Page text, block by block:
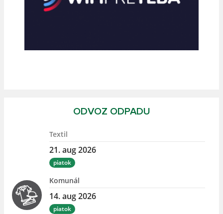
ODVOZ ODPADU
Textil
21. aug 2026
piatok
Komunál
14. aug 2026
piatok